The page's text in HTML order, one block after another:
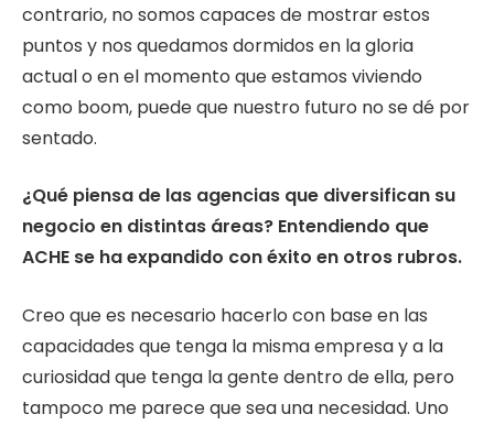
contrario, no somos capaces de mostrar estos
puntos y nos quedamos dormidos en la gloria
actual o en el momento que estamos viviendo
como boom, puede que nuestro futuro no se dé por
sentado.
¿Qué piensa de las agencias que diversifican su
negocio en distintas áreas? Entendiendo que
ACHE se ha expandido con éxito en otros rubros.
Creo que es necesario hacerlo con base en las
capacidades que tenga la misma empresa y a la
curiosidad que tenga la gente dentro de ella, pero
tampoco me parece que sea una necesidad. Uno